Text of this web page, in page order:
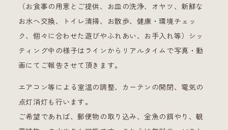
（お食事の用意とご提供、お皿の洗浄、オヤツ、新鮮な
お水へ交換、トイレ清掃、お散歩、健康・環境チェッ
ク、個々に合わせた遊びやふれあい、お手入れ等）シッ
ティング中の様子はラインからリアルタイムで写真・動
画にてご報告させて頂きます。
エアコン等による室温の調整、カーテンの開閉、電気の
点灯消灯も行います。
ご希望であれば、郵便物の取り込み、金魚の餌やり、観